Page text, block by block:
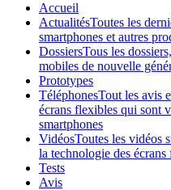
Accueil
ActualitésToutes les
smartphones et autres
DossiersTous les
mobiles de nouvelle
Prototypes
TéléphonesTout les avis
écrans flexibles qui sont
smartphones
VidéosToutes les vidéos
la technologie des
Tests
Avis